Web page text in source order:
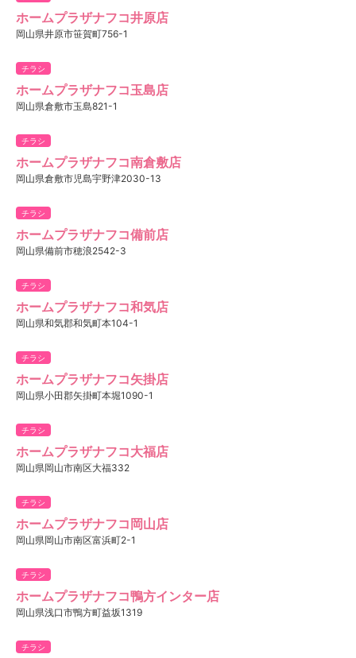
ホームプラザナフコ井原店
岡山県井原市笹賀町756-1
チラシ
ホームプラザナフコ玉島店
岡山県倉敷市玉島821-1
チラシ
ホームプラザナフコ南倉敷店
岡山県倉敷市児島宇野津2030-13
チラシ
ホームプラザナフコ備前店
岡山県備前市穂浪2542-3
チラシ
ホームプラザナフコ和気店
岡山県和気郡和気町本104-1
チラシ
ホームプラザナフコ矢掛店
岡山県小田郡矢掛町本堀1090-1
チラシ
ホームプラザナフコ大福店
岡山県岡山市南区大福332
チラシ
ホームプラザナフコ岡山店
岡山県岡山市南区富浜町2-1
チラシ
ホームプラザナフコ鴨方インター店
岡山県浅口市鴨方町益坂1319
チラシ